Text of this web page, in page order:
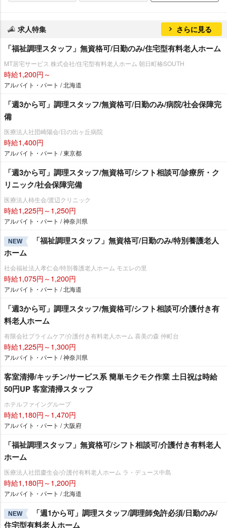
求人特集 さらに見る
「福祉調理スタッフ」無資格可/日勤のみ/住宅型有料老人ホーム
MT居宅サービス 株式会社/住宅型有料老人ホーム 朝日町椿SOUTH
時給1,200円～
アルバイト・パート / 北海道
「週3から可」調理スタッフ/無資格可/日勤のみ/病院/社会保障完
備
医療法人社団崎陽会/日の出ヶ丘病院
時給1,400円
アルバイト・パート / 東京都
「週3から可」調理スタッフ/無資格可/シフト相談可/診療所・ク
リニック/社会保障完備
医療法人柿生会/渡辺クリニック
時給1,225円～1,250円
アルバイト・パート / 神奈川県
NEW
「福祉調理スタッフ」無資格可/日勤のみ/特別養護老人
ホーム
社会福祉法人孝仁会/特別養護老人ホーム モエレの里
時給1,075円～1,200円
アルバイト・パート / 北海道
「週3から可」調理スタッフ/無資格可/シフト相談可/介護付き有
料老人ホーム
有限会社プライムケア/介護付き有料老人ホーム 喜美の森 仲町台
時給1,225円～1,300円
アルバイト・パート / 神奈川県
客室清掃/キッチン/サービス系 簡単モクモク作業 土日祝は時給
50円UP 客室清掃スタッフ
ホテルファイングループ
時給1,180円～1,470円
アルバイト・パート / 大阪府
「福祉調理スタッフ」無資格可/シフト相談可/介護付き有料老人
ホーム
医療法人社団慶生会/介護付有料老人ホーム ラ・デュース中島
時給1,180円～1,200円
アルバイト・パート / 北海道
NEW
「週1から可」調理スタッフ/調理師免許必須/日勤のみ/
住宅型有料老人ホーム